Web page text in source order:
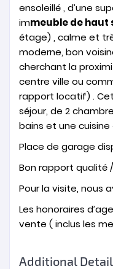
ensoleillé , d’une
immeuble de haut
étage) , calme et
moderne, bon
cherchant la
centre ville ou
rapport locatif) .
séjour, de 2
bains et une
Place de garage
Bon rapport qualité
Pour la visite, nous
Les honoraires
vente ( inclus les
Additional